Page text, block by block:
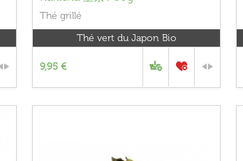
Thé grillé
Thé vert du Japon Bio
9,95 €